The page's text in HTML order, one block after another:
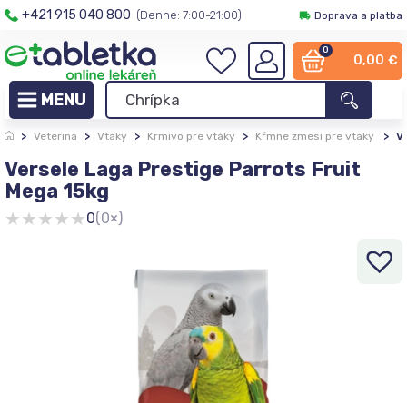
+421 915 040 800 (Denne: 7:00-21:00) Doprava a platba
0
0,00 €
> Veterina > Vtáky > Krmivo pre vtáky > Kŕmne zmesi pre vtáky >
Versele Laga Prestige Parrots Fruit
Mega 15kg
★★★★★0(0×)